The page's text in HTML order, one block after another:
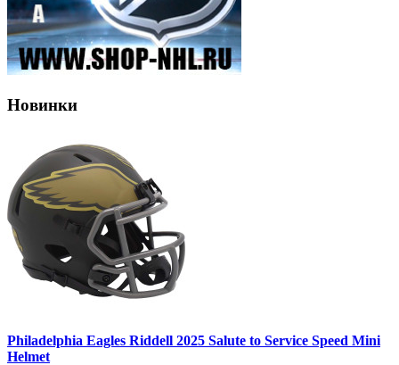
Новинки
Philadelphia Eagles Riddell 2025 Salute to Service Speed Mini
Helmet